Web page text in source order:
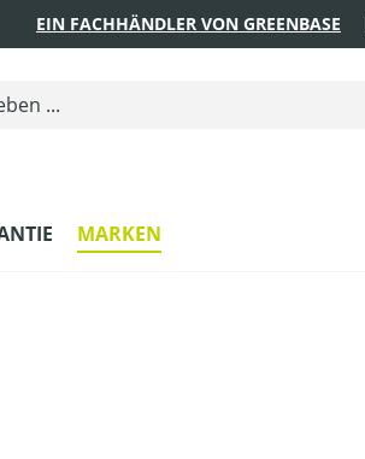
EIN FACHHÄNDLER VON GREENBASE
MARKEN